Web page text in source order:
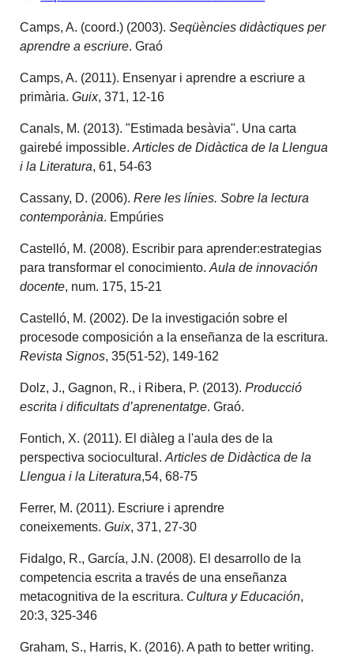
Camps, A. (coord.) (2003).Seqüències didàctiques per
aprendre a escriure. Graó
Camps, A. (2011). Ensenyar i aprendre a escriure a
primària.Guix, 371, 12-16
Canals, M. (2013). "Estimada besàvia". Una carta
gairebé impossible.Articles de Didàctica de la Llengua
i la Literatura, 61, 54-63
Cassany, D. (2006).Rere les línies. Sobre la lectura
contemporània. Empúries
Castelló, M. (2008). Escribir para aprender:estrategias
para transformar el conocimiento.Aula de innovación
docente, num. 175, 15-21
Castelló, M. (2002). De la investigación sobre el
procesode composición a la enseñanza de laescritura.
Revista Signos, 35(51-52), 149-162
Dolz, J., Gagnon, R., i Ribera, P. (2013).Producció
escrita i dificultats d’aprenentatge. Graó.
Fontich, X. (2011). El diàleg a l'aula des de la
perspectiva sociocultural.Articles de Didàctica de la
Llengua i la Literatura,54, 68-75
Ferrer, M. (2011). Escriure i aprendre
coneixements.Guix, 371, 27-30
Fidalgo, R., García, J.N. (2008). El desarrollo de la
competencia escrita a través de una enseñanza
metacognitiva de la escritura. Cultura y Educación,
20:3, 325-346
Graham, S., Harris, K. (2016). A path to better writing.